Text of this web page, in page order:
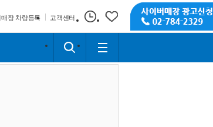
장 차량등록 고객센터